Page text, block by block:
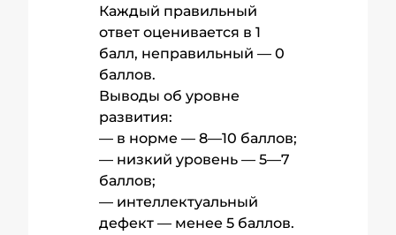
Каждый правильный
ответ оценивается в 1
балл, неправильный — 0
баллов.
Выводы об уровне
развития:
— в норме — 8—10 баллов;
— низкий уровень — 5—7
баллов;
— интеллектуальный
дефект — менее 5 баллов.